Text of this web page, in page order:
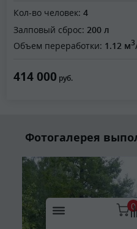
0
Кол-во человек: 4
Залповый сброс: 200 л
Объем переработки: 1.12 м3
414 000 руб.
Фотогалерея